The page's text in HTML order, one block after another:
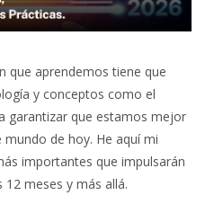
que aprendemos tiene que
y conceptos como el
garantizar que estamos mejor
de hoy. He aquí mi
importantes que impulsarán
meses y más allá.